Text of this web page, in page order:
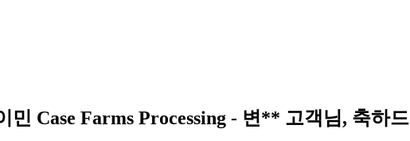
Case Farms Processing - 변** 고객님, 축하